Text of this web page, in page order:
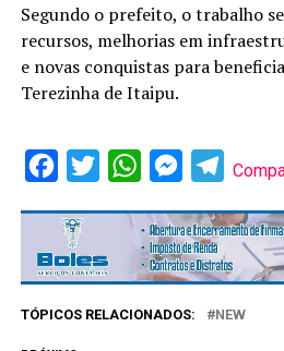
Segundo o prefeito, o trabalho
recursos, melhorias em
e novas conquistas para
Terezinha de Itaipu.
Facebook
Twitter WhatsAppMessenger
TÓPICOS RELACIONADOS: NEW